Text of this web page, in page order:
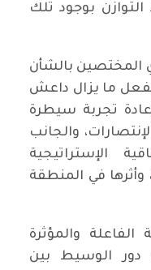
التوازن بوجود تلك
المختصين بالشأن
ما يزال داعش
تجربة سيطرة
والجانب
الإستراتيجية
وأثرها في المنطقة
والمؤثرة
دور الوسيط بين